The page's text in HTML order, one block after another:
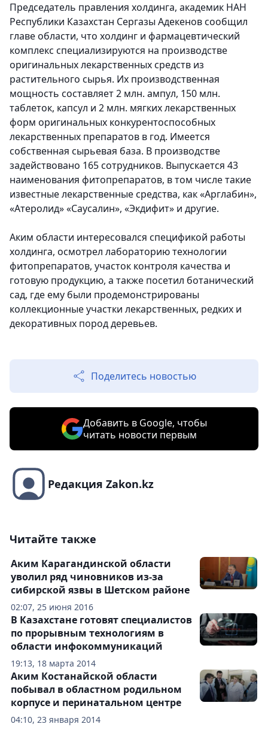
Председатель правления холдинга, академик НАН
Республики Казахстан Сергазы Адекенов сообщил
главе области, что холдинг и фармацевтический
комплекс специализируются на производстве
оригинальных лекарственных средств из
растительного сырья. Их производственная
мощность составляет 2 млн. ампул, 150 млн.
таблеток, капсул и 2 млн. мягких лекарственных
форм оригинальных конкурентоспособных
лекарственных препаратов в год. Имеется
собственная сырьевая база. В производстве
задействовано 165 сотрудников. Выпускается 43
наименования фитопрепаратов, в том числе такие
известные лекарственные средства, как «Арглабин»,
«Атеролид» «Саусалин», «Экдифит» и другие.
Аким области интересовался спецификой работы
холдинга, осмотрел лабораторию технологии
фитопрепаратов, участок контроля качества и
готовую продукцию, а также посетил ботанический
сад, где ему были продемонстрированы
коллекционные участки лекарственных, редких и
декоративных пород деревьев.
Поделитесь новостью
Добавить в Google, чтобы
читать новости первым
Редакция Zakon.kz
Читайте также
02:07, 25 июня 2016
Аким Карагандинской области
уволил ряд чиновников из-за
сибирской язвы в Шетском районе
19:13, 18 марта 2014
В Казахстане готовят специалистов
по прорывным технологиям в
области инфокоммуникаций
04:10, 23 января 2014
Аким Костанайской области
побывал в областном родильном
корпусе и перинатальном центре